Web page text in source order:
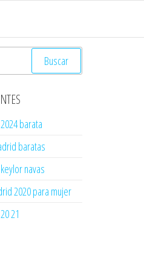
barata
baratas
navas
2020 para mujer
21